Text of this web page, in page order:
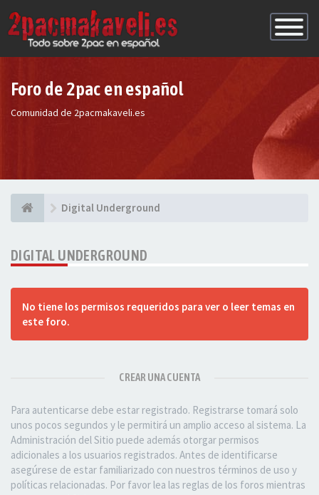
de
Foro de 2pac en español
Comunidad de 2pacmakaveli.es
Digital Underground
DIGITAL UNDERGROUND
No tiene los permisos requeridos para ver o leer temas en
este foro.
CREAR UNA CUENTA
Para autenticarse debe estar registrado. Registrarse tomará solo
unos pocos segundos y le permitirá un amplio acceso al sistema. La
Administración del Sitio puede además otorgar permisos
adicionales a los usuarios registrados. Antes de identificarse
asegúrese de estar familiarizado con nuestros términos de uso y
políticas relacionadas. Por favor lea las reglas de los foros mientras